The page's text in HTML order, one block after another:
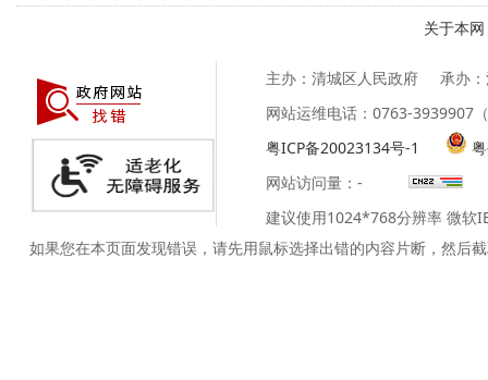
关于本网
主办：清城区人民政府
承办
网站运维电话：0763-3939907
粤ICP备20023134号-1
网站访问量： -
建议使用1024*768分辨率 微软
如果您在本页面发现错误，请先用鼠标选择出错的内容片断，然后